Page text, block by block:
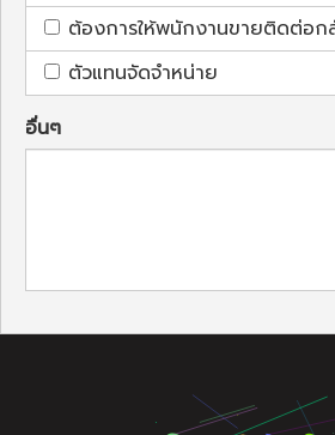
ต้องการให้พนักงานขายติดต่อก
ตัวแทนจัดจำหน่าย
อื่นๆ